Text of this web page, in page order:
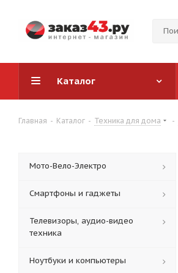
Каталог
Главная - Каталог - Техника для дома -
Мото-Вело-Электро
Смартфоны и гаджеты
Телевизоры, аудио-видео
техника
Ноутбуки и компьютеры